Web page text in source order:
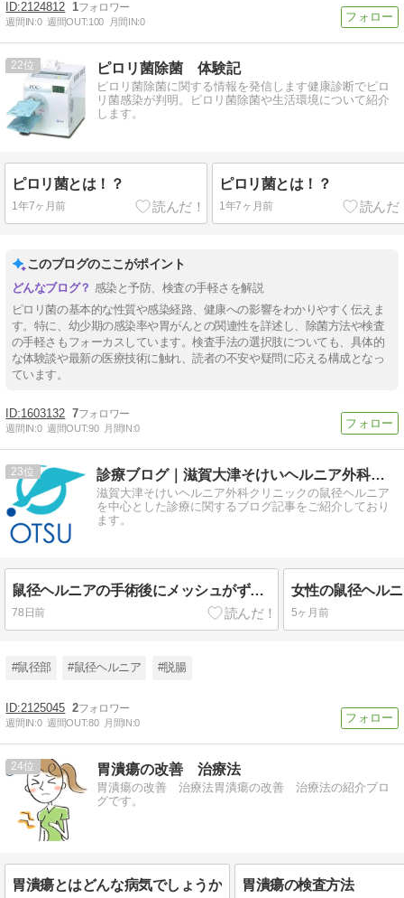
2124812 1
週間IN:0 週間OUT:100 月間IN:0
22 ピロリ菌除菌 体験記
ピロリ菌除菌に関する情報を発信します健康診断でピロ
リ菌感染が判明。ピロリ菌除菌や生活環境について紹介
します。
ピロリ菌とは！？
1年7ヶ月前
ピロリ菌とは！？
1年7ヶ月前
このブログのここがポイント
感染と予防、検査の手軽さを解説
ピロリ菌の基本的な性質や感染経路、健康への影響をわかりやすく伝えま
す。特に、幼少期の感染率や胃がんとの関連性を詳述し、除菌方法や検査
の手軽さもフォーカスしています。検査手法の選択肢についても、具体的
な体験談や最新の医療技術に触れ、読者の不安や疑問に応える構成となっ
ています。
1603132 7
週間IN:0 週間OUT:90 月間IN:0
23 診療ブログ｜滋賀大津そけいヘルニア外科クリニック
滋賀大津そけいヘルニア外科クリニックの鼠径ヘルニア
を中心とした診療に関するブログ記事をご紹介しており
ます。
鼠径ヘルニアの手術後にメッシュがずれる原因｜予防法まで解説！
78日前 5ヶ月前
#鼠径部 #鼠径ヘルニア #脱腸
2125045 2
週間IN:0 週間OUT:80 月間IN:0
24 胃潰瘍の改善 治療法
胃潰瘍の改善 治療法胃潰瘍の改善 治療法の紹介ブロ
グです。
胃潰瘍とはどんな病気でしょうか 胃潰瘍の検査方法